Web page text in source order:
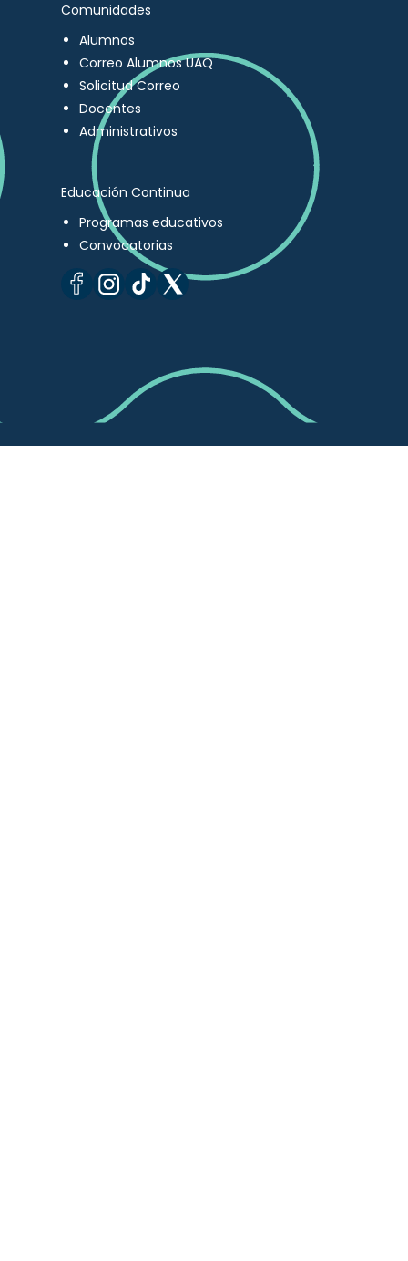
Comunidades
Alumnos
Correo Alumnos UAQ
Solicitud Correo
Docentes
Administrativos
Educación Continua
Programas educativos
Convocatorias